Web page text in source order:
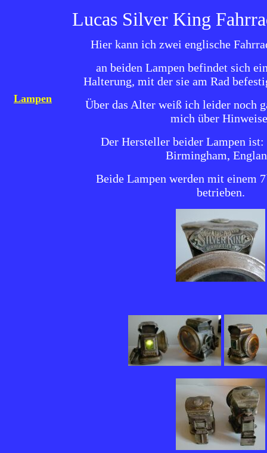
Lucas Silver King
Lampen
Hier kann ich zwei englische
an beiden Lampen befindet sich
Halterung, mit der sie am Rad
Über das Alter weiß ich leider noch
mich über
Der Hersteller beider Lampen
Birmingham,
Beide Lampen werden mit einem
betrieben.